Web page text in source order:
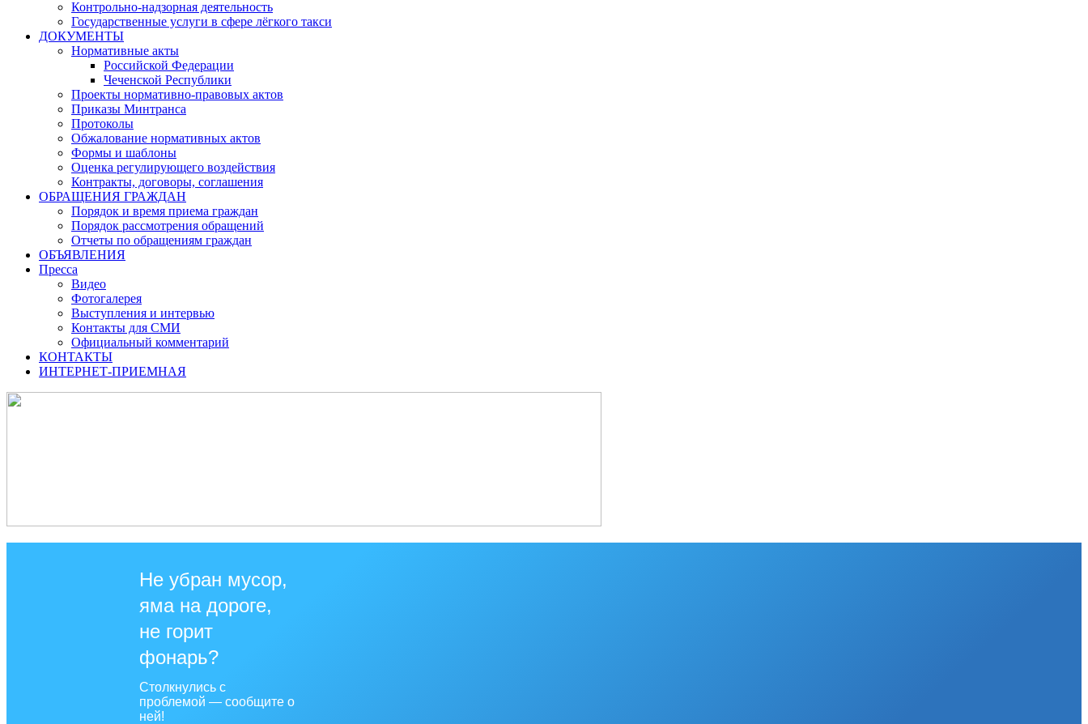
Контрольно-надзорная деятельность
Государственные услуги в сфере лёгкого такси
ДОКУМЕНТЫ
Нормативные акты
Российской Федерации
Чеченской Республики
Проекты нормативно-правовых актов
Приказы Минтранса
Протоколы
Обжалование нормативных актов
Формы и шаблоны
Оценка регулирующего воздействия
Контракты, договоры, соглашения
ОБРАЩЕНИЯ ГРАЖДАН
Порядок и время приема граждан
Порядок рассмотрения обращений
Отчеты по обращениям граждан
ОБЪЯВЛЕНИЯ
Пресса
Видео
Фотогалерея
Выступления и интервью
Контакты для СМИ
Официальный комментарий
КОНТАКТЫ
ИНТЕРНЕТ-ПРИЕМНАЯ
Не убран мусор,
яма на дороге,
не горит
фонарь?
Столкнулись с
проблемой — сообщите о
ней!